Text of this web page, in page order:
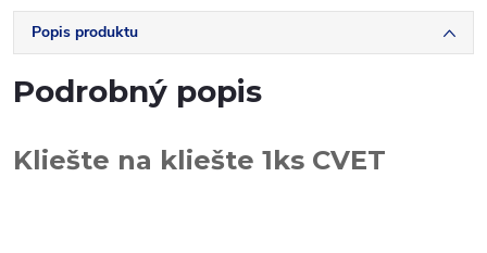
Popis produktu
Podrobný popis
Kliešte na kliešte 1ks CVET